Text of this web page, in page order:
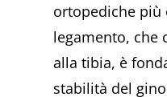
ortopediche più
legamento, che
alla tibia, è
stabilità del